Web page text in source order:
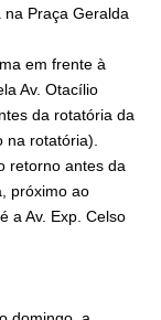
na Praça Geralda
em frente à
Av. Otacílio
da rotatória da
na rotatória).
retorno antes da
próximo ao
a Av. Exp. Celso